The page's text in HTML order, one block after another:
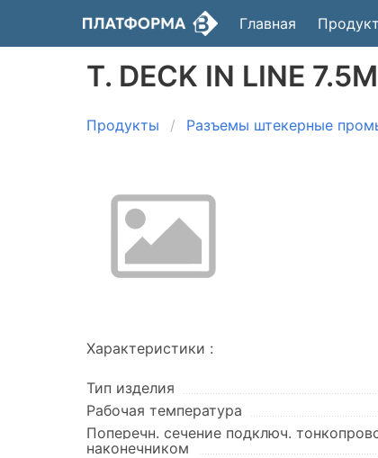
Главная
T. DECK IN LINE
Продукты Разъемы штекерные
Характеристики :
Тип изделия
Рабочая температура
Поперечн. сечение подключ.
наконечником